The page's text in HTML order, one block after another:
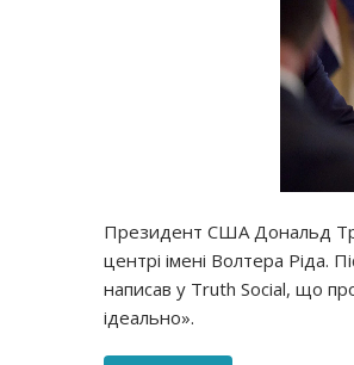
Президент США Дональд
центрі імені Волтера Ріда.
написав у Truth Social, що
ідеально».